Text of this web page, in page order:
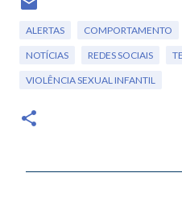
ALERTAS COMPORTAMENTO
NOTÍCIAS REDES SOCIAIS
VIOLÊNCIA SEXUAL INFANTIL